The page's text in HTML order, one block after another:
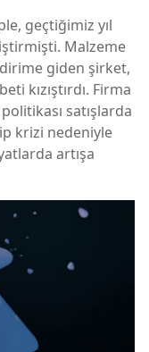
geçtiğimiz yıl
Malzeme
giden şirket,
kızıştırdı. Firma
satışlarda
krizi nedeniyle
artışa